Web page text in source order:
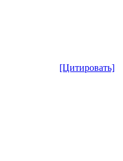
[Цитировать]